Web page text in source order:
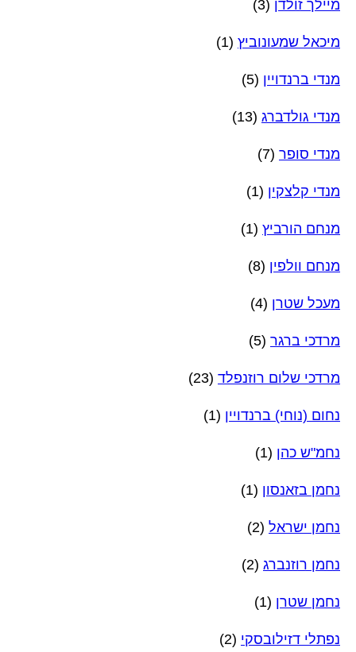
מיילך זולדן (3)
מיכאל שמעונוביץ (1)
מנדי ברנדויין (5)
מנדי גולדברג (13)
מנדי סופר (7)
מנדי קלצקין (1)
מנחם הורביץ (1)
מנחם וולפין (8)
מעכל שטרן (4)
מרדכי ברגר (5)
מרדכי שלום רוזנפלד (23)
נחום (נוחי) ברנדויין (1)
נחמ"ש כהן (1)
נחמן בזאנסון (1)
נחמן ישראל (2)
נחמן רוזנברג (2)
נחמן שטרן (1)
נפתלי דזילובסקי (2)